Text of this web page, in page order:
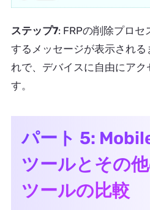
ステップ7: FRPの削除プロ
するメッセージが表示される
れで、デバイスに自由にアク
す。
パート 5:
ツールとその
ツールの比較